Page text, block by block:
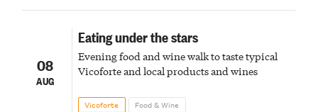
08
AUG
Eating under the stars
Evening food and wine walk to taste typical
Vicoforte and local products and wines
Vicoforte Food & Wine